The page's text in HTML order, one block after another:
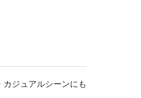
ジュアルシーンにも